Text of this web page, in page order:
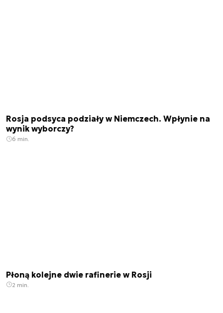
Rosja podsyca podziały w Niemczech. Wpłynie na
wynik wyborczy?
6 min.
Płoną kolejne dwie rafinerie w Rosji
2 min.